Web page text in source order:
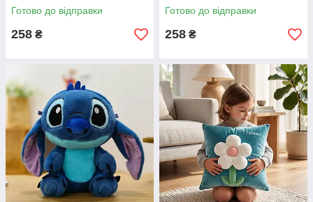
Готово до відправки
258 ₴
Готово до відправки
258 ₴